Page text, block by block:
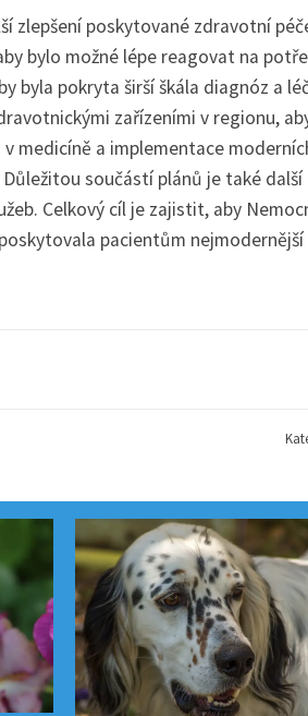
zlepšení poskytované zdravotní
bylo možné lépe reagovat na
byla pokryta širší škála diagnóz a
zařízeními v regionu,
medicíně a implementace
součástí plánů je také
Celkový cíl je zajistit, aby
pacientům nejmodernější